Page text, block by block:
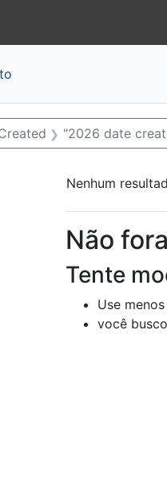
"2026 date
Nenhum
Não
Tente
Use
você